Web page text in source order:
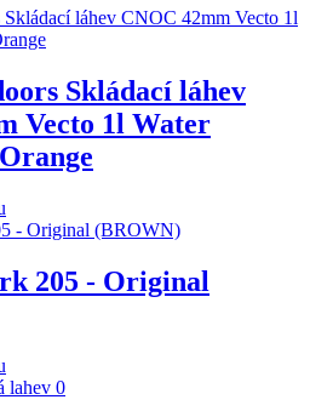
Skládací láhev
Vecto 1l Water
205 - Original